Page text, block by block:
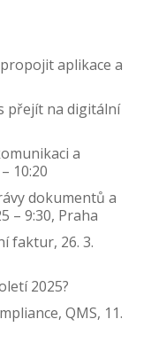
aplikace a
přejít na digitální
a
10:20
dokumentů a
– 9:30, Praha
faktur, 26. 3.
2025?
QMS, 11.